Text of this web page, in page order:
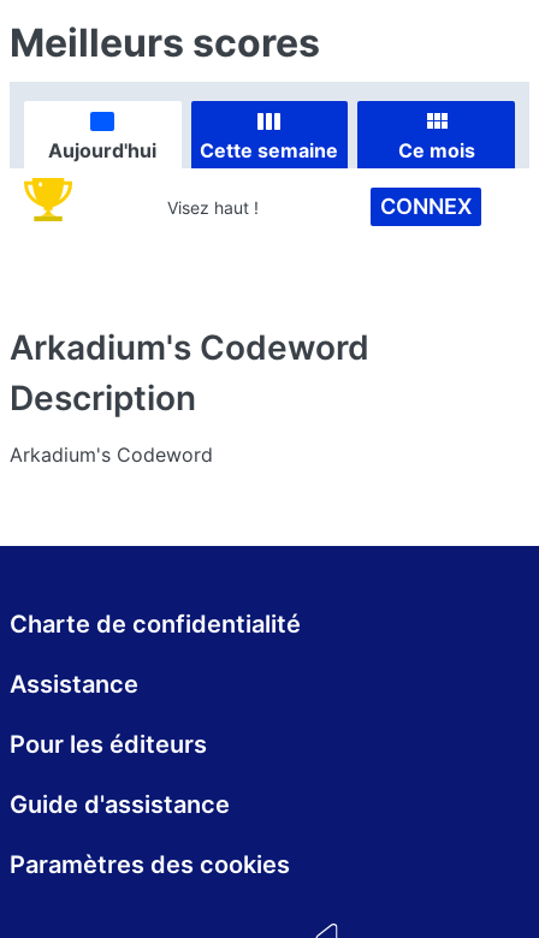
Meilleurs scores
Aujourd'hui Cette semaine Ce mois
Visez haut ! CONNEX
Arkadium's Codeword
Description
Arkadium's Codeword
Charte de confidentialité
Assistance
Pour les éditeurs
Guide d'assistance
Paramètres des cookies